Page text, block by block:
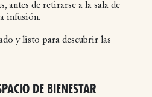
antes de retirarse a la sala de
infusión.
y listo para descubrir las
DE BIENESTAR